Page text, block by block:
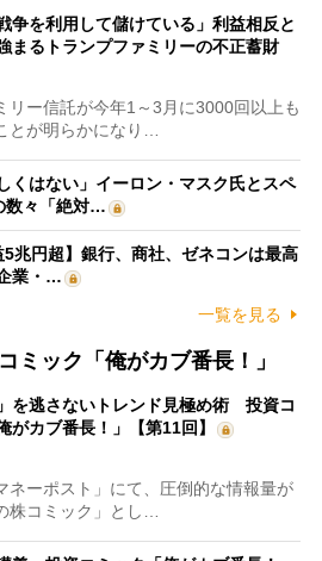
争を利用して儲けている」利益相反と
まるトランプファミリーの不正蓄財
ー信託が今年1～3月に3000回以上も
とが明らかになり…
くはない」イーロン・マスク氏とスペ
数々「絶対…
5兆円超】銀行、商社、ゼネコンは最高
業・…
一覧を見る
ミック「俺がカブ番長！」
」を逃さないトレンド見極め術 投資コ
がカブ番長！」【第11回】
ーポスト」にて、圧倒的な情報量が
株コミック」とし…